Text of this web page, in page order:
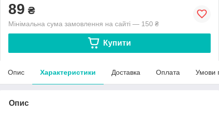
89 ₴
Мінімальна сума замовлення на сайті — 150 ₴
Купити
Опис Характеристики Доставка Оплата Умови
Опис